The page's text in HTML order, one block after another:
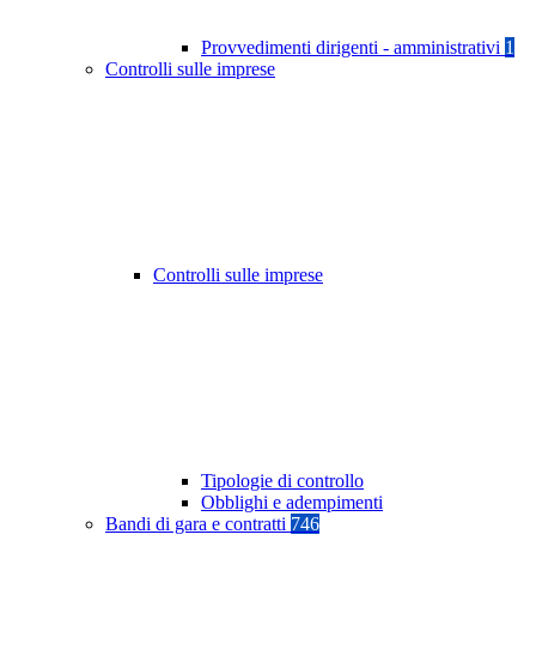
Provvedimenti dirigenti - amministrativi 1
Controlli sulle imprese
Controlli sulle imprese
Tipologie di controllo
Obblighi e adempimenti
Bandi di gara e contratti 746